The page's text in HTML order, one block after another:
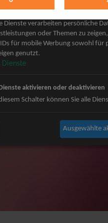
Tickets
Tickets
Tickets
& Disko No.1 Tickets
Tickets
BAP Tickets
Dienste verarbeiten persönliche
oder Themen zu
für mobile Werbung sowohl für
genutzt.
Dienste
aktivieren oder deaktivieren
Schalter können Sie alle
Ausgewählte